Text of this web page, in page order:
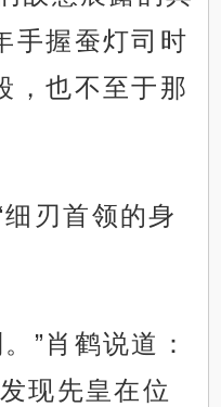
手握蚕灯司时
，也不至于那
刃首领的身
”肖鹤说道：
现先皇在位